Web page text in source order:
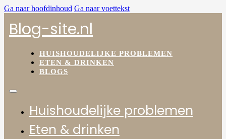
Ga naar hoofdinhoud Ga naar voettekst
Blog-site.nl
HUISHOUDELIJKE PROBLEMEN
ETEN & DRINKEN
BLOGS
Huishoudelijke problemen
Eten & drinken